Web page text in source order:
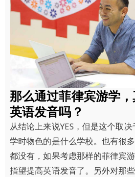
那么通过菲律宾游学
英语发音吗？
从结论上来说YES，但是这个取
学时物色的是什么学校。也有很
都没有，如果考虑那样的菲律宾
指望提高英语发音了。另外对那